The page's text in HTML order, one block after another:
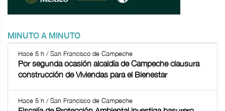
MINUTO A MINUTO
Hace 5 h / San Francisco de Campeche
Por segunda ocasión alcaldía de Campeche clausura
construcción de Viviendas para el Bienestar
Hace 5 h / San Francisco de Campeche